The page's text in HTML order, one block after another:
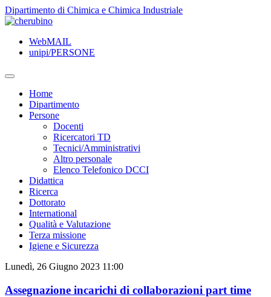
TPL_UNIPI_SKIP_TO_CONTENT
Dipartimento di Chimica e Chimica Industriale
WebMAIL
unipi/PERSONE
Home
Dipartimento
Persone
Docenti
Ricercatori TD
Tecnici/Amministrativi
Altro personale
Elenco Telefonico DCCI
Didattica
Ricerca
Dottorato
International
Qualità e Valutazione
Terza missione
Igiene e Sicurezza
Lunedì, 26 Giugno 2023 11:00
Assegnazione incarichi di collaborazioni part time